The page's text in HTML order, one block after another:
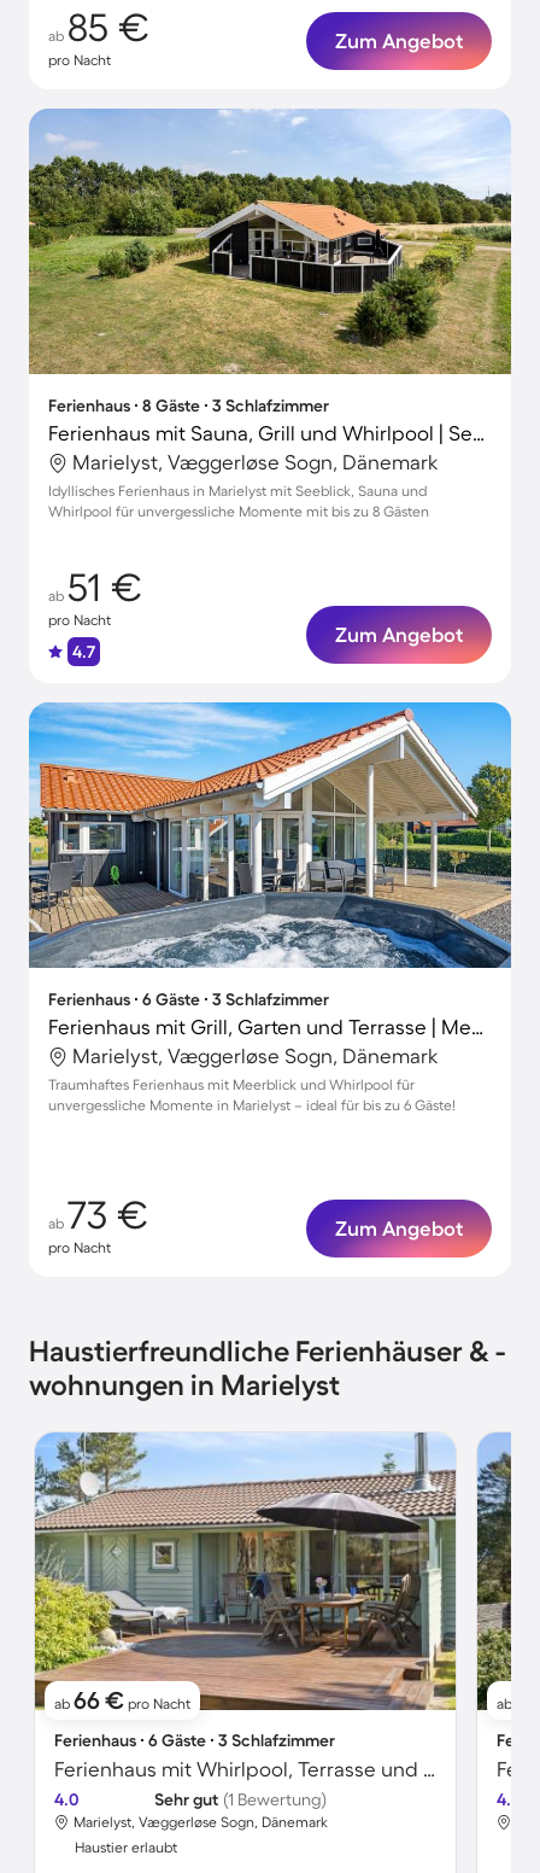
ab 85 €
pro Nacht
Zum Angebot
Ferienhaus ∙ 8 Gäste ∙ 3 Schlafzimmer
Ferienhaus mit Sauna, Grill und Whirlpool | Seeblick
Marielyst, Væggerløse Sogn, Dänemark
Idyllisches Ferienhaus in Marielyst mit Seeblick, Sauna und
Whirlpool für unvergessliche Momente mit bis zu 8 Gästen
ab 51 €
pro Nacht
4.7
Zum Angebot
Ferienhaus ∙ 6 Gäste ∙ 3 Schlafzimmer
Ferienhaus mit Grill, Garten und Terrasse | Meerblick
Marielyst, Væggerløse Sogn, Dänemark
Traumhaftes Ferienhaus mit Meerblick und Whirlpool für
unvergessliche Momente in Marielyst – ideal für bis zu 6 Gäste!
ab 73 €
pro Nacht
Zum Angebot
Haustierfreundliche Ferienhäuser & -
wohnungen in Marielyst
ab 66 € pro Nacht
Ferienhaus ∙ 6 Gäste ∙ 3 Schlafzimmer
Ferienhaus mit Whirlpool, Terrasse und Grill
4.0 Sehr gut (1 Bewertung)
Marielyst, Væggerløse Sogn, Dänemark
Haustier erlaubt
ab
4.0